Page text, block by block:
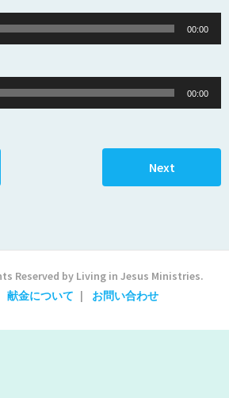
00:00
00:00
Next
Reserved by Living in Jesus Ministries.
献金について お問い合わせ